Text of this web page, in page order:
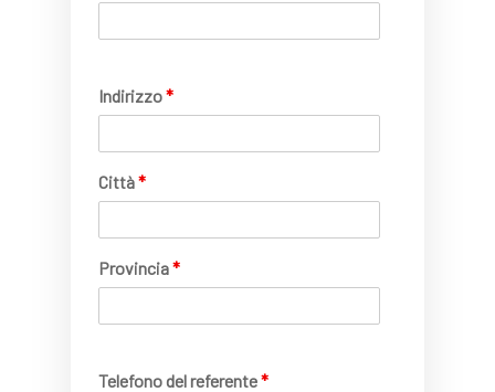
Indirizzo*
Città*
Provincia*
Telefono del referente*